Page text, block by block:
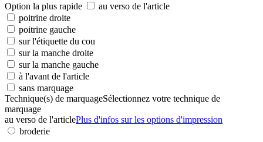
Option la plus rapide
au verso de l'article
poitrine droite
poitrine gauche
sur l'étiquette du cou
sur la manche droite
sur la manche gauche
à l'avant de l'article
sans marquage
Technique(s) de marquageSélectionnez votre technique de
marquage
au verso de l'articlePlus d'infos sur les options d'impression
broderie